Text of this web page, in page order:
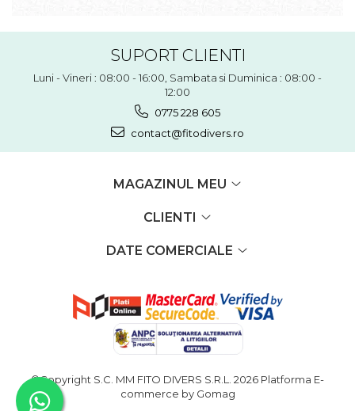
SUPORT CLIENTI
Luni - Vineri : 08:00 - 16:00, Sambata si Duminica : 08:00 -
12:00
0775 228 605
contact@fitodivers.ro
MAGAZINUL MEU
CLIENTI
DATE COMERCIALE
©Copyright S.C. MM FITO DIVERS S.R.L. 2026 Platforma E-
commerce by Gomag